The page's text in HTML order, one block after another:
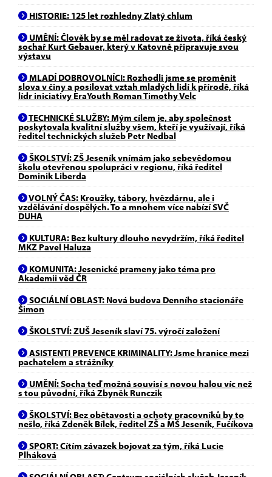
HISTORIE: 125 let rozhledny Zlatý chlum
UMĚNÍ: Člověk by se měl radovat ze života, říká český
sochař Kurt Gebauer, který v Katovně připravuje svou
výstavu
MLADÍ DOBROVOLNÍCI: Rozhodli jsme se proměnit
slova v činy a posilovat vztah mladých lidí k přírodě, říká
lídr iniciativy EraYouth Roman Timothy Velc
TECHNICKÉ SLUŽBY: Mým cílem je, aby společnost
poskytovala kvalitní služby všem, kteří je využívají, říká
ředitel technických služeb Petr Nedbal
ŠKOLSTVÍ: ZŠ Jeseník vnímám jako sebevědomou
školu otevřenou spolupráci v regionu, říká ředitel
Dominik Liberda
VOLNÝ ČAS: Kroužky, tábory, hvězdárnu, ale i
vzdělávání dospělých. To a mnohem více nabízí SVČ
DUHA
KULTURA: Bez kultury dlouho nevydržím, říká ředitel
MKZ Pavel Haluza
KOMUNITA: Jesenické prameny jako téma pro
Akademii věd ČR
SOCIÁLNÍ OBLAST: Nová budova Denního stacionáře
Šimon
ŠKOLSTVÍ: ZUŠ Jeseník slaví 75. výročí založení
ASISTENTI PREVENCE KRIMINALITY: Jsme hranice mezi
pachatelem a strážníky
UMĚNÍ: Socha teď možná souvisí s novou halou víc než
s tou původní, říká Zbyněk Runczik
ŠKOLSTVÍ: Bez obětavosti a ochoty pracovníků by to
nešlo, říká Zdeněk Bílek, ředitel ZŠ a MŠ Jeseník, Fučíkova
SPORT: Cítím závazek bojovat za tým, říká Lucie
Plháková